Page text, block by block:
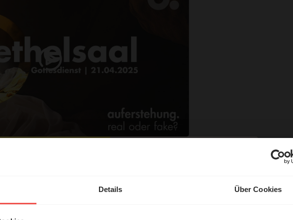
Details Über Cookies
/ YouTube
Becker
mal!
unsere Hörerinnen
mit Gott ...